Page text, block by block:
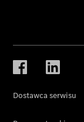
Dostawca serwisu